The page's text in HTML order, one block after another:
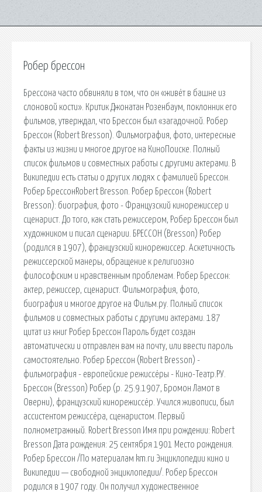
Робер брессон
Брессона часто обвиняли в том, что он «живёт в башне из
слоновой кости». Критик Джонатан Розенбаум, поклонник его
фильмов, утверждал, что Брессон был «загадочной. Робер
Брессон (Robert Bresson). Фильмография, фото, интересные
факты из жизни и многое другое на КиноПоиске. Полный
список фильмов и совместных работы с другими актерами. В
Википедии есть статьи о других людях с фамилией Брессон.
Робер БрессонRobert Bresson. Робер Брессон (Robert
Bresson): биография, фото - Французский кинорежиссер и
сценарист. До того, как стать режиссером, Робер Брессон был
художником и писал сценарии. БРЕССОН (Bresson) Робер
(родился в 1907), французский кинорежиссер. Аскетичность
режиссерской манеры, обращение к религиозно
философским и нравственным проблемам. Робер Брессон:
актер, режиссер, сценарист. Фильмография, фото,
биография и многое другое на Фильм.ру. Полный список
фильмов и совместных работы с другими актерами. 187
цитат из книг Робер Брессон Пароль будет создан
автоматически и отправлен вам на почту, или ввести пароль
самостоятельно. Робер Брессон (Robert Bresson) -
фильмография - европейские режиссёры - Кино-Театр.РУ.
Брессон (Bresson) Робер (р. 25.9.1907, Бромон Ламот в
Оверни), французский кинорежиссёр. Учился живописи, был
ассистентом режиссёра, сценаристом. Первый
полнометражный. Robert Bresson Имя при рождении: Robert
Bresson Дата рождения: 25 сентября 1901 Место рождения.
Робер Брессон /По материалам km.ru Энциклопедии кино и
Википедии — свободной энциклопедии/. Робер Брессон
родился в 1907 году. Он получил художественное